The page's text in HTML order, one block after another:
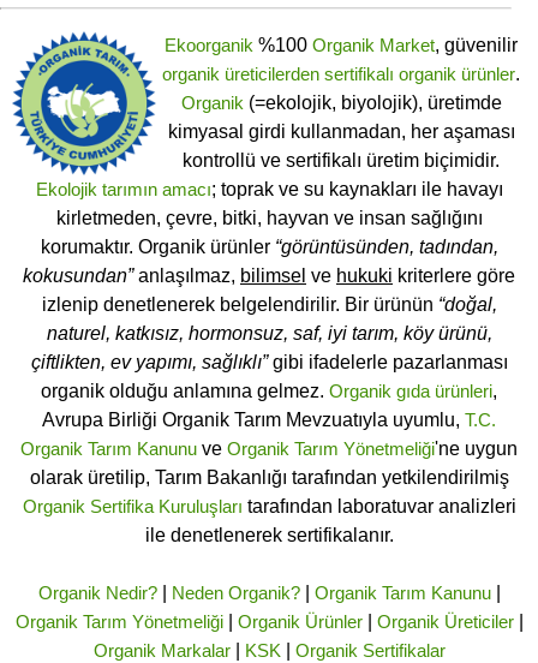
Ekoorganik %100 Organik Market, güvenilir
organik üreticilerden sertifikalı organik ürünler.
Organik (=ekolojik, biyolojik), üretimde
kimyasal girdi kullanmadan, her aşaması
kontrollü ve sertifikalı üretim biçimidir.
Ekolojik tarımın amacı; toprak ve su kaynakları ile havayı
kirletmeden, çevre, bitki, hayvan ve insan sağlığını
korumaktır. Organik ürünler “görüntüsünden, tadından,
kokusundan”anlaşılmaz, bilimsel ve hukuki kriterlere göre
izlenip denetlenerek belgelendirilir. Bir ürünün “doğal,
naturel, katkısız, hormonsuz, saf, iyi tarım, köy ürünü,
çiftlikten, ev yapımı, sağlıklı”gibi ifadelerle pazarlanması
organik olduğu anlamına gelmez. Organik gıda ürünleri,
Avrupa Birliği Organik Tarım Mevzuatıyla uyumlu, T.C.
Organik Tarım Kanunu ve Organik Tarım Yönetmeliği'ne uygun
olarak üretilip, Tarım Bakanlığı tarafından yetkilendirilmiş
Organik Sertifika Kuruluşları tarafından laboratuvar analizleri
ile denetlenerek sertifikalanır.
Organik Nedir?| Neden Organik?| Organik Tarım Kanunu|
Organik Tarım Yönetmeliği| Organik Ürünler| Organik Üreticiler|
Organik Markalar| KSK Organik Sertifikalar